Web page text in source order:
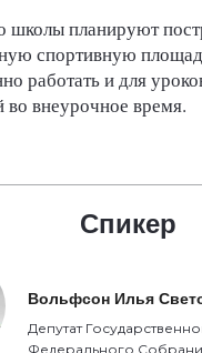
школы планируют
спортивную
работать и для
во внеурочное время.
Спикер
Вольфсон Илья
Депутат
Федерального